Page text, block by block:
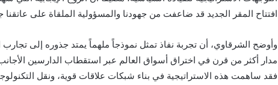
افتتاح المقر الجديد قد ضاعفت من جهودنا والمسؤولية الملقاة على عاتقنا
وأوضح الشرقاوي، أن تجربة نفاذ تمثل نموذجاً ملهماً يمتد جذوره إلى تجارب
مدار أكثر من قرن في اختراق أسواق العالم عبر استقطاب الدارسين
فقد ساهمت هذه الاستراتيجية في بناء شبكات علاقات قوية، ونقل